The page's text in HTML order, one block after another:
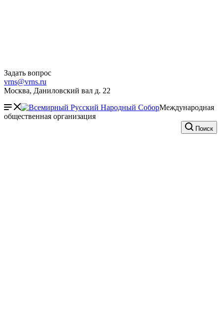
Задать вопрос
vrns@vrns.ru
Москва, Даниловский вал д. 22
Международная
общественная организация
Поиск